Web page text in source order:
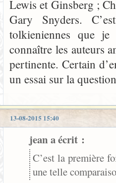
Lewis et Ginsberg ;
Gary Snyders.
tolkieniennes que
connaître les auteurs
pertinente. Certain
un essai sur la
13-08-2015 15:40
jean a écrit :
C’est la première
une telle